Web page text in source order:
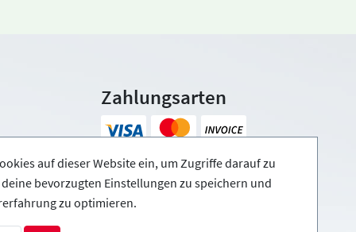
Zahlungsarten
auf dieser Website ein, um Zugriffe darauf zu
bevorzugten Einstellungen zu speichern und
zu optimieren.